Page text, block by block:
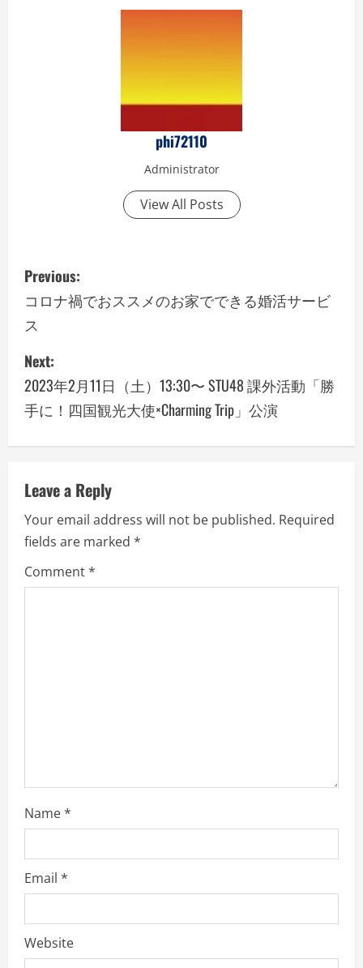
phi72110
Administrator
View All Posts
P
o
s
t
n
a
i
g
a
Previous:
コロナ禍でおススメのお家でできる婚活サービ
ス
Next:
2023年2月11日（土）13:30〜 STU48 課外活動「勝
手に！四国観光大使×Charming Trip」公演
Leave a Reply
Your email address will not be published. Required
fields are marked *
Comment*
Name*
Email *
Website